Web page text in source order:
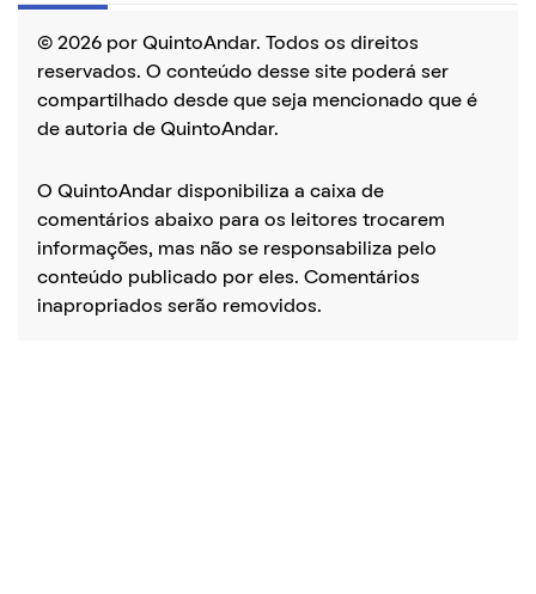
© 2026 por QuintoAndar. Todos os direitos
reservados. O conteúdo desse site poderá ser
compartilhado desde que seja mencionado que é
de autoria de QuintoAndar.
O QuintoAndar disponibiliza a caixa de
comentários abaixo para os leitores trocarem
informações, mas não se responsabiliza pelo
conteúdo publicado por eles. Comentários
inapropriados serão removidos.